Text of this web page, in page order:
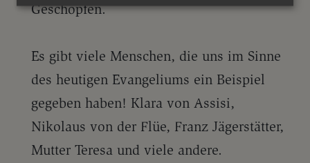
Geschöpfen.
Es gibt viele Menschen, die uns im Sinne
des heutigen Evangeliums ein Beispiel
gegeben haben! Klara von Assisi,
Nikolaus von der Flüe, Franz Jägerstätter,
Mutter Teresa und viele andere.